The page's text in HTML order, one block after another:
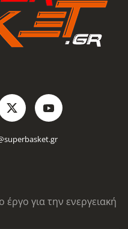
για την ενεργειακή